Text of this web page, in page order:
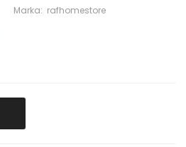
Marka: rafhomestore